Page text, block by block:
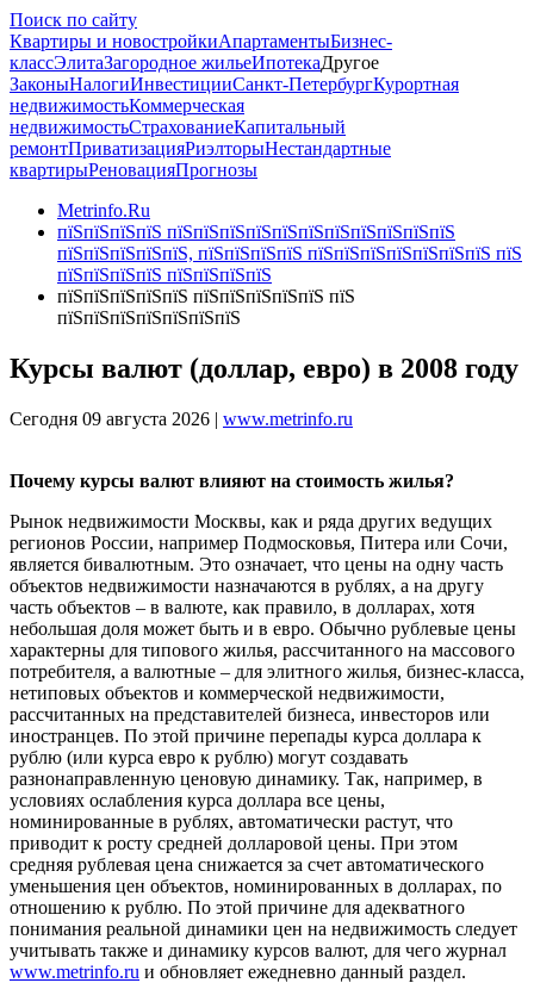
Поиск по сайту
Квартиры и новостройкиАпартаментыБизнес-
классЭлитаЗагородное жильеИпотекаДругое
ЗаконыНалогиИнвестицииСанкт-ПетербургКурортная
недвижимостьКоммерческая
недвижимостьСтрахованиеКапитальный
ремонтПриватизацияРиэлторыНестандартные
квартирыРеновацияПрогнозы
Metrinfo.Ru
пїЅпїЅпїЅпїЅ пїЅпїЅпїЅпїЅпїЅпїЅпїЅпїЅпїЅпїЅпїЅ
пїЅпїЅпїЅпїЅпїЅ, пїЅпїЅпїЅпїЅ пїЅпїЅпїЅпїЅпїЅпїЅпїЅ пїЅ
пїЅпїЅпїЅпїЅ пїЅпїЅпїЅпїЅ
пїЅпїЅпїЅпїЅпїЅ пїЅпїЅпїЅпїЅпїЅ пїЅ
пїЅпїЅпїЅпїЅпїЅпїЅпїЅ
Курсы валют (доллар, евро) в 2008 году
Сегодня 09 августа 2026 | www.metrinfo.ru
Почему курсы валют влияют на стоимость жилья?
Рынок недвижимости Москвы, как и ряда других ведущих
регионов России, например Подмосковья, Питера или Сочи,
является бивалютным. Это означает, что цены на одну часть
объектов недвижимости назначаются в рублях, а на другу
часть объектов – в валюте, как правило, в долларах, хотя
небольшая доля может быть и в евро. Обычно рублевые цены
характерны для типового жилья, рассчитанного на массового
потребителя, а валютные – для элитного жилья, бизнес-класса,
нетиповых объектов и коммерческой недвижимости,
рассчитанных на представителей бизнеса, инвесторов или
иностранцев. По этой причине перепады курса доллара к
рублю (или курса евро к рублю) могут создавать
разнонаправленную ценовую динамику. Так, например, в
условиях ослабления курса доллара все цены,
номинированные в рублях, автоматически растут, что
приводит к росту средней долларовой цены. При этом
средняя рублевая цена снижается за счет автоматического
уменьшения цен объектов, номинированных в долларах, по
отношению к рублю. По этой причине для адекватного
понимания реальной динамики цен на недвижимость следует
учитывать также и динамику курсов валют, для чего журнал
www.metrinfo.ru и обновляет ежедневно данный раздел.